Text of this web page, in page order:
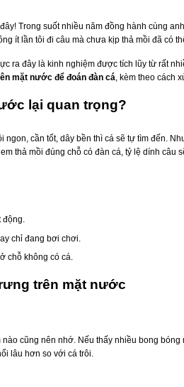
đây! Trong suốt nhiều năm đồng hành cùng
ít lần tôi đi câu mà chưa kịp thả mồi đã
ra đây là kinh nghiệm được tích lũy từ rất
mặt nước để đoán đàn cá, kèm theo cách
lại quan trọng?
cần tốt, dây bền thì cá sẽ tự tìm đến.
thả mồi đúng chỗ có đàn cá, tỷ lệ dính câu
động.
chỉ đang bơi chơi.
chỗ không có cá.
trên mặt nước
cũng nên nhớ. Nếu thấy nhiều bong
lâu hơn so với cá trôi.